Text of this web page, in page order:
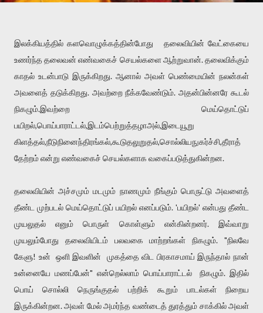
இலக்கியத்தில் களவொழுக்கத்தின்போது தலைவியின் வேட்கையை
உணர்ந்த தலைவன் எண்வகைச் செயல்களை ஆற்றுவான். தலைவிக்கும்
காதல் உடன்பாடு இருக்கிறது. ஆனால் அவள் பெண்மையின் நலன்கள்
அவளைத் தடுக்கிறது. அவற்றை நீக்கவேண்டும். அதன்பின்னரே கூடல்
நிகழும்.இவற்றை மெய்தொட்டுப்
பயிறல்,பொய்பாராட்டல்,இடம்பெற்றுத்தழாஅல்,இடையூறு
கிளத்தல்,நீடுநினைந்திரங்கல்,கூடுதலுறுதல்,சொல்லியநுகர்ச்சி,தீராத்
தேற்றம் என்று எண்வகைச் செயல்களாக வகைப்படுத்துகின்றன.
தலைவியின் அச்சமும் மடமும் நாணமும் நீங்கும் பொருட்டு அவளைத்
தீண்ட முற்படல் மெய்தொட்டுப் பயிறல் எனப்படும். 'பயிறல்' என்பது தீண்ட
முயலுதல் எனும் பொருள் கொள்ளும் என்கின்றனர். இவ்வாறு
முயலும்போது தலைவியிடம் பலவகை மாற்றங்கள் நிகழும். "நிலவே
கேளு! உன் ஒளி இவளின் முகத்தை விட பிரகாசமாய் இருந்தால் நான்
உன்னையே மணப்பேன்" என்றெல்லாம் பொய்பாராட்டல் நிகழும். இதில்
பொய் சொல்லி நெருங்குதல் பற்றிக் கூறும் பாடல்கள் நிறைய
இருக்கின்றன. அவள் மேல் அமர்ந்த வண்டைத் துரத்தும் சாக்கில் அவள்